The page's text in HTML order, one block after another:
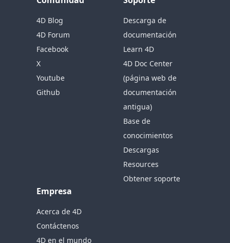
4D Blog
4D Forum
Facebook
X
Youtube
Github
Descarga de
documentación
Learn 4D
4D Doc Center
(página web de
documentación
antigua)
Base de
conocimientos
Descargas
Resources
Obtener soporte
Empresa
Acerca de 4D
Contáctenos
4D en el mundo